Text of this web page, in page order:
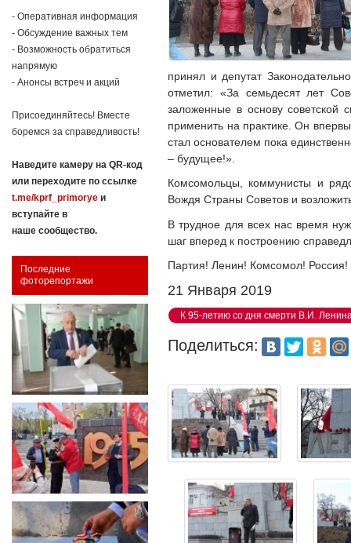
- Оперативная информация
- Обсуждение важных тем
- Возможность обратиться
напрямую
- Анонсы встреч и акций
Присоединяйтесь! Вместе
боремся за справедливость!
Наведите камеру на QR-код
или переходите по ссылке
t.me/kprf_primorye и
вступайте в
наше сообщество.
Последние
фоторепортажи
принял и депутат
отметил: «За семьдесят лет
заложенные в основу
применить на практике. Он
стал основателем пока
– будущее!».
Комсомольцы, коммунисты и
Вождя Страны Советов и
В трудное для всех нас время
шаг вперед к построению
Партия! Ленин! Комсомол!
21 Января 2019
К 95-летию со дня смерти В.И.
Поделиться: